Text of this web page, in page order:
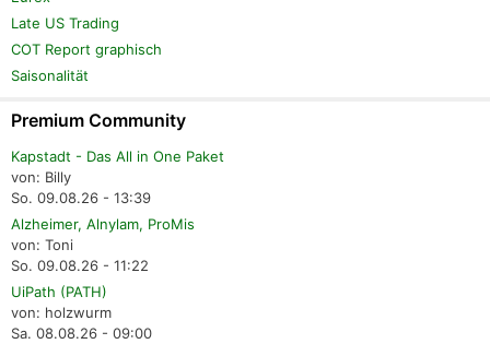
Late US Trading
COT Report graphisch
Saisonalität
Premium Community
Kapstadt - Das All in One Paket
von: Billy
So. 09.08.26 - 13:39
Alzheimer, Alnylam, ProMis
von: Toni
So. 09.08.26 - 11:22
UiPath (PATH)
von: holzwurm
Sa. 08.08.26 - 09:00